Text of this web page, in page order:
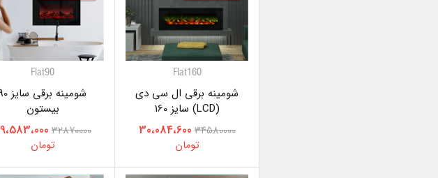
Flat160
شومینه برقی ال سی دی
(LCD) سایز 160
34580000 30،084،600
تومان
Flat90
شومینه
بیستون
32870000
تومان